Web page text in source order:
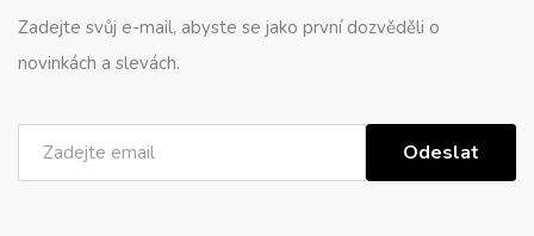
Zadejte svůj e-mail, abyste se jako první dozvěděli o
novinkách a slevách.
Odeslat